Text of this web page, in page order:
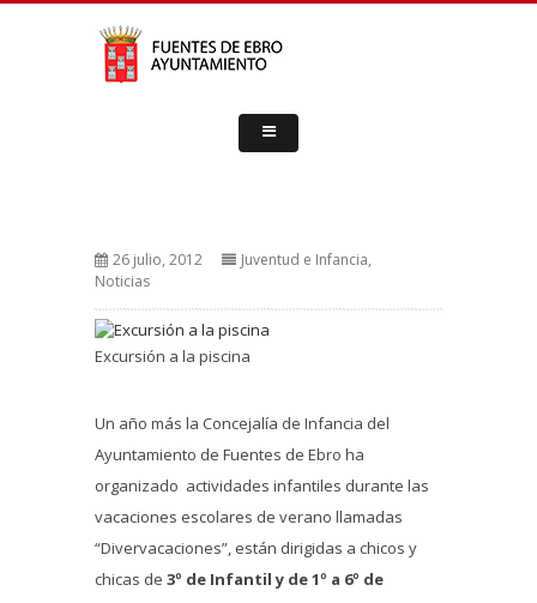
26 julio, 2012 Juventud e Infancia,
Noticias
Excursión a la piscina
Un año más la Concejalía de Infancia del
Ayuntamiento de Fuentes de Ebro ha
organizado actividades infantiles durante las
vacaciones escolares de verano llamadas
“Divervacaciones”, están dirigidas a chicos y
chicas de 3º de Infantil y de 1º a 6º de